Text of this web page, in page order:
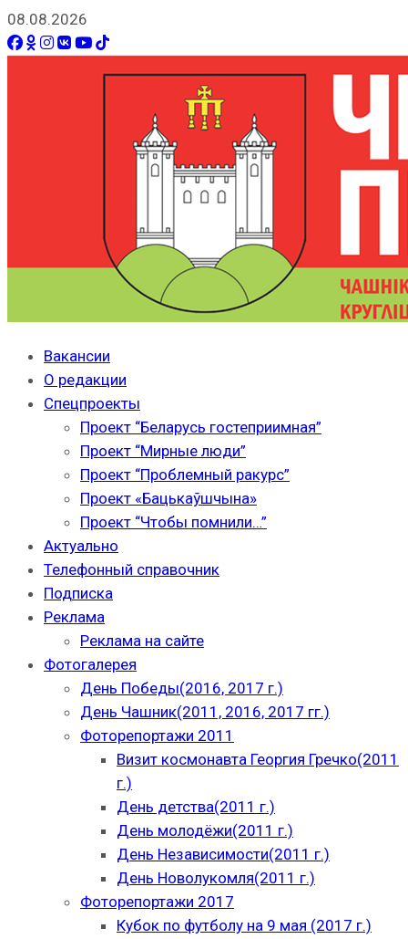
08.08.2026
Вакансии
О редакции
Спецпроекты
Проект “Беларусь гостеприимная”
Проект “Мирные люди”
Проект “Проблемный ракурс”
Проект «Бацькаўшчына»
Проект “Чтобы помнили…”
Актуально
Телефонный справочник
Подписка
Реклама
Реклама на сайте
Фотогалерея
День Победы(2016, 2017 г.)
День Чашник(2011, 2016, 2017 гг.)
Фоторепортажи 2011
Визит космонавта Георгия Гречко(2011
г.)
День детства(2011 г.)
День молодёжи(2011 г.)
День Независимости(2011 г.)
День Новолукомля(2011 г.)
Фоторепортажи 2017
Кубок по футболу на 9 мая (2017 г.)